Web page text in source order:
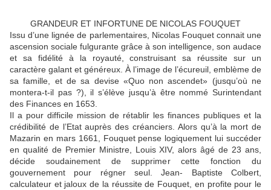
GRANDEUR ET INFORTUNE DE NICOLAS FOUQUET
Issu d’une lignée de parlementaires, Nicolas Fouquet connait une
ascension sociale fulgurante grâce à son intelligence, son audace
et sa fidélité à la royauté, construisant sa réussite sur un
caractère galant et généreux. À l’image de l’écureuil, emblème de
sa famille, et de sa devise «Quo non ascendet» (jusqu’où ne
montera-t-il pas ?), il s’élève jusqu’à être nommé Surintendant
des Finances en 1653.
Il a pour difficile mission de rétablir les finances publiques et la
crédibilité de l’Etat auprès des créanciers. Alors qu’à la mort de
Mazarin en mars 1661, Fouquet pense logiquement lui succéder
en qualité de Premier Ministre, Louis XIV, alors âgé de 23 ans,
décide soudainement de supprimer cette fonction du
gouvernement pour régner seul. Jean- Baptiste Colbert,
calculateur et jaloux de la réussite de Fouquet, en profite pour le